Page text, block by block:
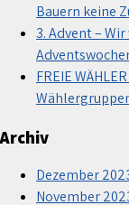
Bauern keine
3. Advent –
FREIE
Archiv
Dezember
November